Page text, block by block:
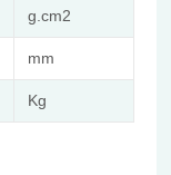
g.cm2
mm
Kg